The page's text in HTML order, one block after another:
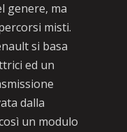
genere, ma
misti.
si basa
ed un
dalla
un modulo